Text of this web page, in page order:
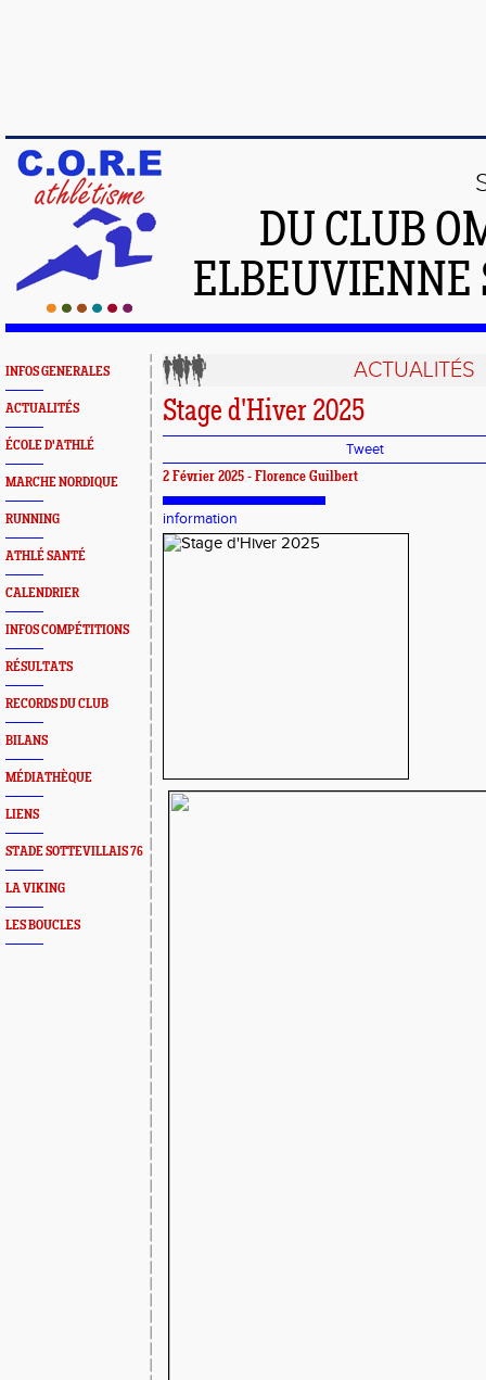
DU CLUB
INFOS GENERALES
ACTUALITÉS
ÉCOLE D'ATHLÉ
MARCHE NORDIQUE
RUNNING
ATHLÉ SANTÉ
CALENDRIER
INFOS COMPÉTITIONS
RÉSULTATS
RECORDS DU CLUB
BILANS
MÉDIATHÈQUE
LIENS
STADE SOTTEVILLAIS 76
LA VIKING
LES BOUCLES
ACTUALITÉS
Stage d'Hiver 2025
Tweet
2 Février 2025 - Florence Guilbert
information